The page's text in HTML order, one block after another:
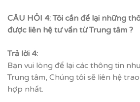
CÂU HỎI 4: Tôi cần để lại những
được liên hệ tư vấn từ Trung tâm ?
Trả lời 4:
Bạn vui lòng để lại các thông tin
Trung tâm, Chúng tôi sẽ liên hệ
hợp nhất.